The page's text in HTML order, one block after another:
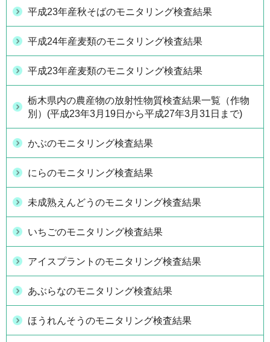
平成23年産秋そばのモニタリング検査結果
平成24年産麦類のモニタリング検査結果
平成23年産麦類のモニタリング検査結果
栃木県内の農産物の放射性物質検査結果一覧（作物
別）(平成23年3月19日から平成27年3月31日まで)
かぶのモニタリング検査結果
にらのモニタリング検査結果
未成熟えんどうのモニタリング検査結果
いちごのモニタリング検査結果
アイスプラントのモニタリング検査結果
あぶらなのモニタリング検査結果
ほうれんそうのモニタリング検査結果